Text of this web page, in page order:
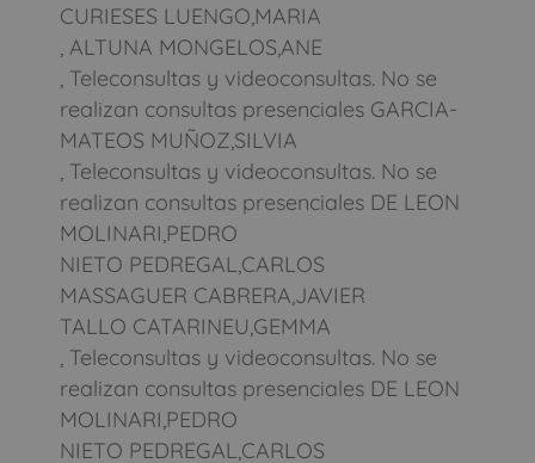
CURIESES LUENGO,MARIA
, ALTUNA MONGELOS,ANE
, Teleconsultas y videoconsultas. No se
realizan consultas presenciales GARCIA-
MATEOS MUÑOZ,SILVIA
, Teleconsultas y videoconsultas. No se
realizan consultas presenciales DE LEON
MOLINARI,PEDRO
NIETO PEDREGAL,CARLOS
MASSAGUER CABRERA,JAVIER
TALLO CATARINEU,GEMMA
, Teleconsultas y videoconsultas. No se
realizan consultas presenciales DE LEON
MOLINARI,PEDRO
NIETO PEDREGAL,CARLOS